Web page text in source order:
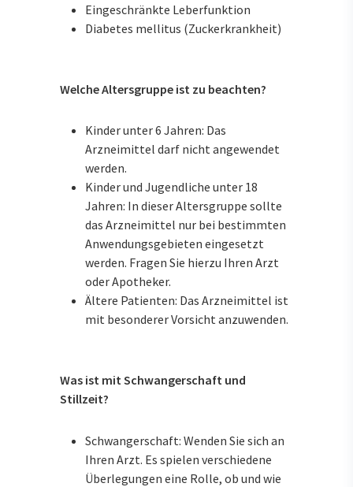
Eingeschränkte Leberfunktion
Diabetes mellitus (Zuckerkrankheit)
Welche Altersgruppe ist zu beachten?
Kinder unter 6 Jahren: Das
Arzneimittel darf nicht angewendet
werden.
Kinder und Jugendliche unter 18
Jahren: In dieser Altersgruppe sollte
das Arzneimittel nur bei bestimmten
Anwendungsgebieten eingesetzt
werden. Fragen Sie hierzu Ihren Arzt
oder Apotheker.
Ältere Patienten: Das Arzneimittel ist
mit besonderer Vorsicht anzuwenden.
Was ist mit Schwangerschaft und
Stillzeit?
Schwangerschaft: Wenden Sie sich an
Ihren Arzt. Es spielen verschiedene
Überlegungen eine Rolle, ob und wie